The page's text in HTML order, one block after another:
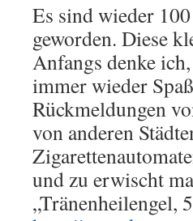
Es sind wieder
geworden. Diese
Anfangs denke
immer wieder
Rückmeldungen
von anderen
und zu erwischt
„Tränenheilengel,